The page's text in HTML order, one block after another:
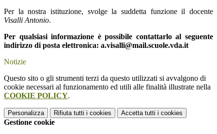
Per la nostra istituzione, svolge la suddetta funzione il docente
Visalli Antonio.
Per qualsiasi informazione è possibile contattarlo al seguente
indirizzo di posta elettronica: a.visalli@mail.scuole.vda.it
Notizie
Questo sito o gli strumenti terzi da questo utilizzati si avvalgono di
cookie necessari al funzionamento ed utili alle finalità illustrate nella
COOKIE POLICY.
Personalizza Rifiuta tutti i cookies Accetta tutti i cookies
Gestione cookie